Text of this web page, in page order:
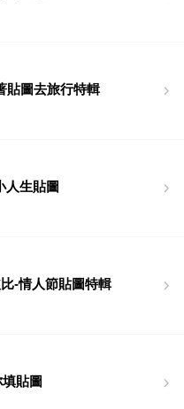
貼圖去旅行特輯
人生貼圖
-情人節貼圖特輯
貼圖